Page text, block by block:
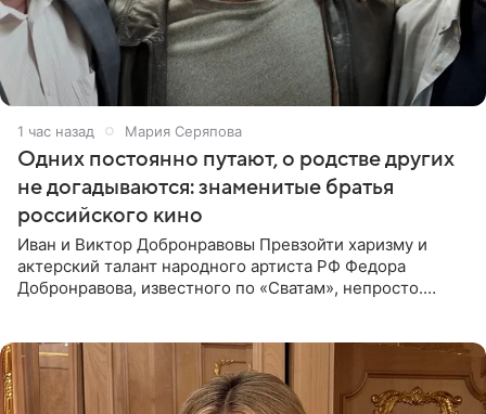
1 час назад Мария Серяпова
Одних постоянно путают, о родстве других
не догадываются: знаменитые братья
российского кино
Иван и Виктор Добронравовы Превзойти харизму и
актерский талант народного артиста РФ Федора
Добронравова, известного по «Сватам», непросто.